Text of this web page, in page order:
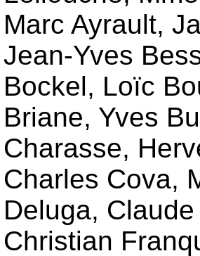
Marc Ayrault,
Jean-Yves
Bockel, Loïc
Briane, Yves
Charasse,
Charles Cova,
Deluga,
Christian